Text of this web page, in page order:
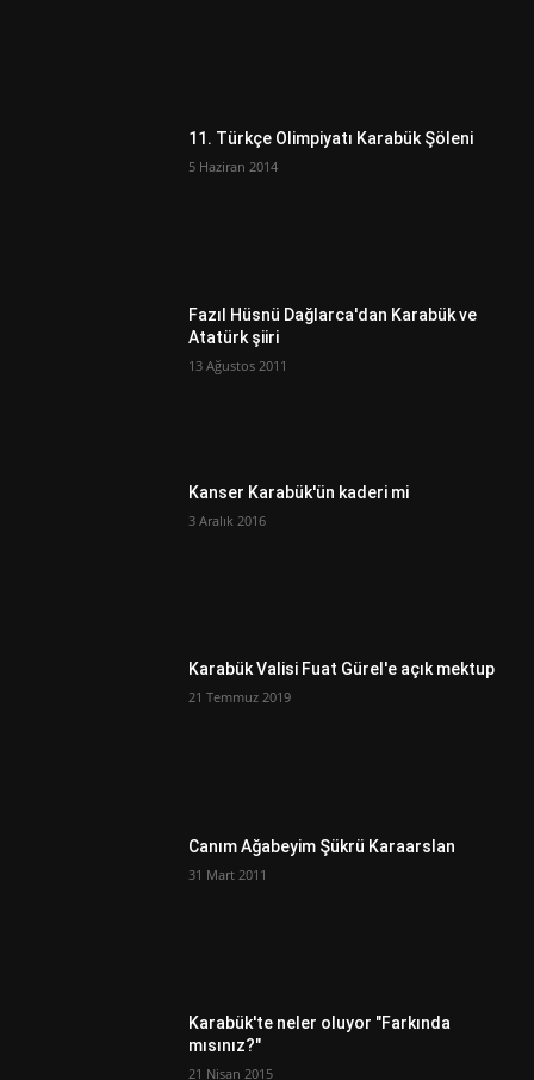
11. Türkçe Olimpiyatı Karabük Şöleni
5 Haziran 2014
Fazıl Hüsnü Dağlarca'dan Karabük ve
Atatürk şiiri
13 Ağustos 2011
Kanser Karabük'ün kaderi mi
3 Aralık 2016
Karabük Valisi Fuat Gürel'e açık mektup
21 Temmuz 2019
Canım Ağabeyim Şükrü Karaarslan
31 Mart 2011
Karabük'te neler oluyor "Farkında
mısınız?"
21 Nisan 2015